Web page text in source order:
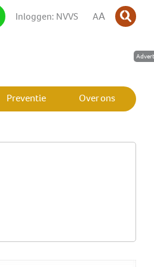
Inloggen: NVVS AA
SLUIT MENU
SLUIT MENU
SLUIT MENU
SLUIT MENU
SLUIT MENU
Preventie Over ons
SLUIT MENU